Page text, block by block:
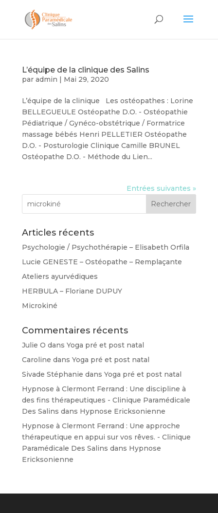
L’équipe de la clinique des Salins
par admin | Mai 29, 2020
L’équipe de la clinique Les ostéopathes : Lorine
BELLEGUEULE Ostéopathe D.O. - Ostéopathie
Pédiatrique / Gynéco-obstétrique / Formatrice
massage bébés Henri PELLETIER Ostéopathe
D.O. - Posturologie Clinique Camille BRUNEL
Ostéopathe D.O. - Méthode du Lien...
Entrées suivantes »
Articles récents
Psychologie / Psychothérapie – Elisabeth Orfila
Lucie GENESTE – Ostéopathe – Remplaçante
Ateliers ayurvédiques
HERBULA – Floriane DUPUY
Microkiné
Commentaires récents
Julie O dans Yoga pré et post natal
Caroline dans Yoga pré et post natal
Sivade Stéphanie dans Yoga pré et post natal
Hypnose à Clermont Ferrand : Une discipline à
des fins thérapeutiques - Clinique Paramédicale
Des Salins dans Hypnose Ericksonienne
Hypnose à Clermont Ferrand : Une approche
thérapeutique en appui sur vos rêves. - Clinique
Paramédicale Des Salins dans Hypnose
Ericksonienne